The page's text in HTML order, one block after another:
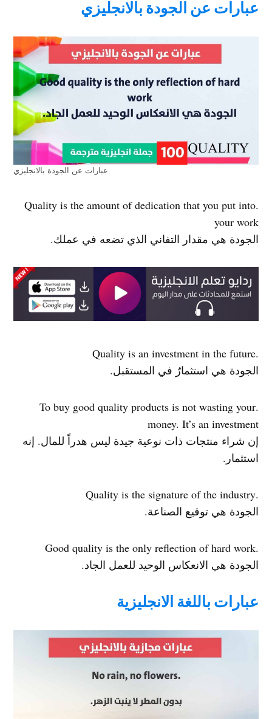
عبارات عن الجودة بالانجليزي
عبارات عن الجودة بالانجليزي
.Quality is the amount of dedication that you put into
your work
الجودة هي مقدار التفاني الذي تضعه في عملك.
.Quality is an investment in the future
الجودة هي استثمارٌ في المستقبل.
.To buy good quality products is not wasting your
money. It’s an investment
إن شراء منتجات ذات نوعية جيدة ليس هدراً للمال. إنه
استثمار.
.Quality is the signature of the industry
الجودة هي توقيع الصناعة.
.Good quality is the only reflection of hard work
الجودة هي الانعكاس الوحيد للعمل الجاد.
عبارات باللغة الانجليزية